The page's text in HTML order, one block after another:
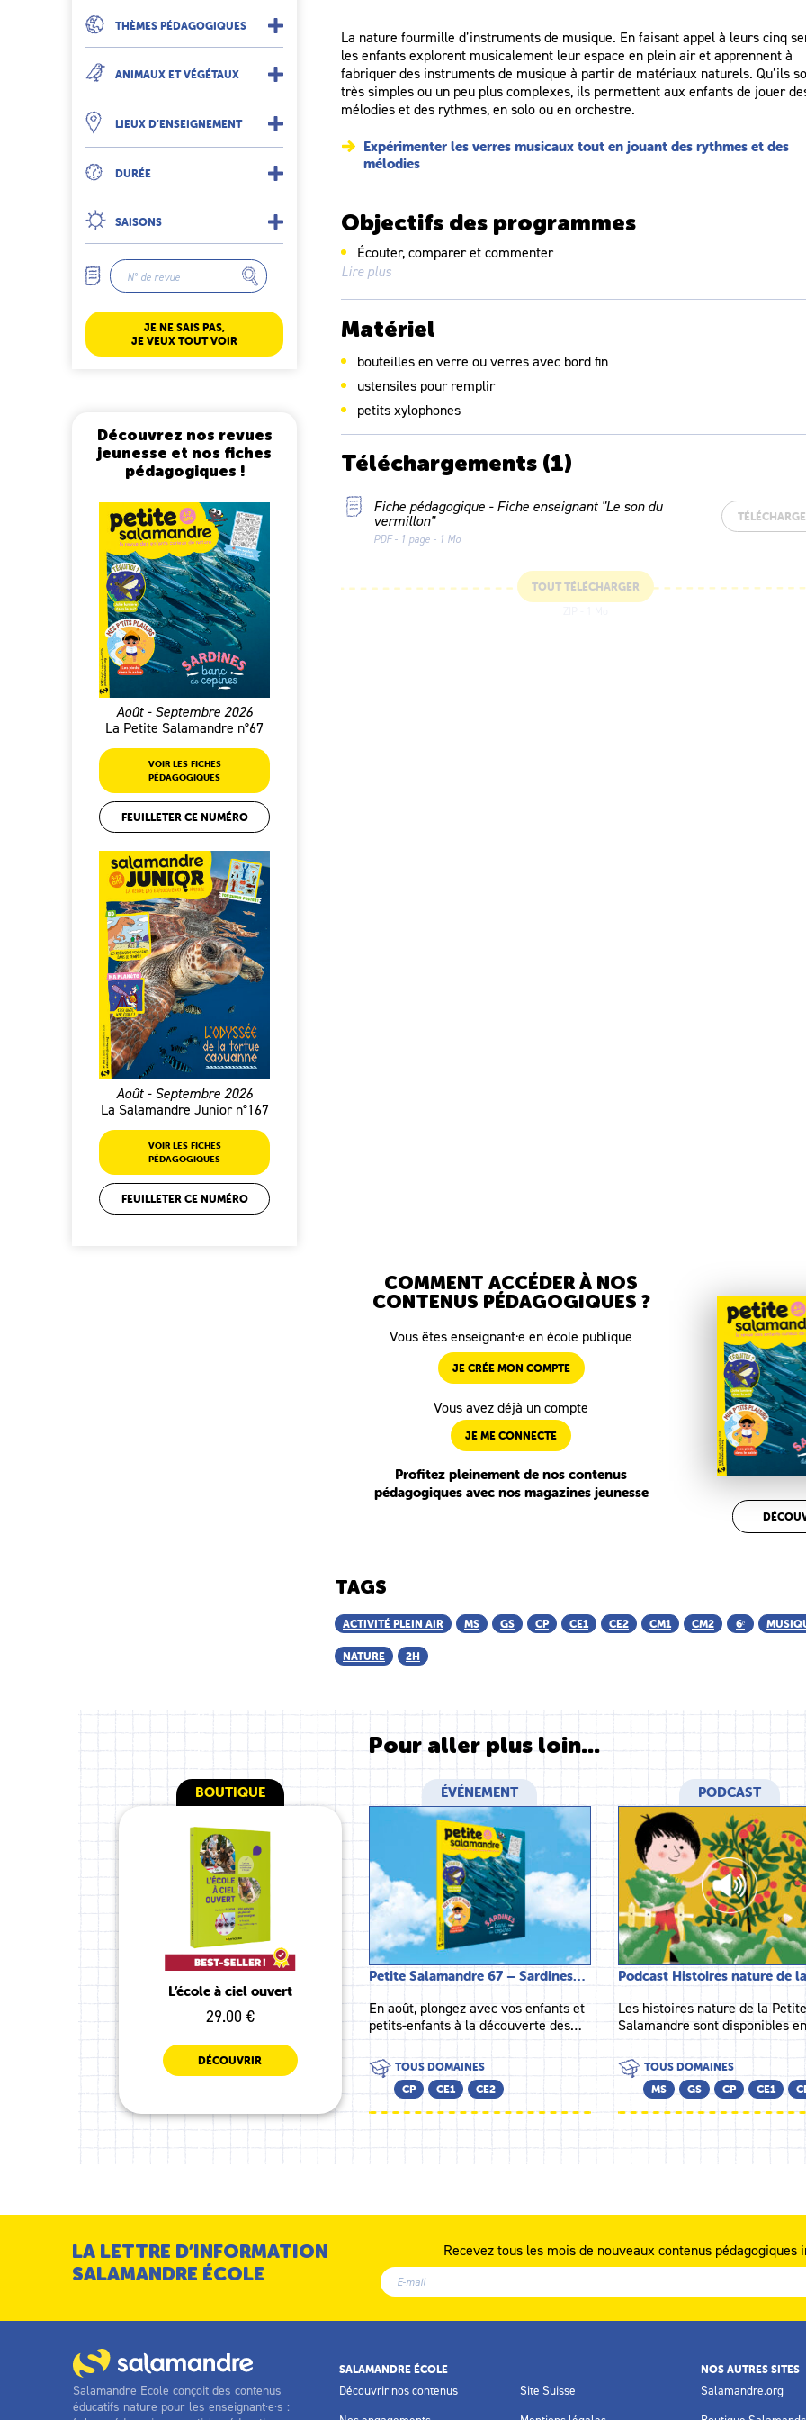
THÈMES PÉDAGOGIQUES
ANIMAUX ET VÉGÉTAUX
LIEUX D’ENSEIGNEMENT
DURÉE
SAISONS
JE NE SAIS PAS,
JE VEUX TOUT VOIR
Découvrez nos revues
jeunesse et nos fiches
pédagogiques !
Août - Septembre 2026
La Petite Salamandre n°67
VOIR LES FICHES
PÉDAGOGIQUES
FEUILLETER CE NUMÉRO
Août - Septembre 2026
La Salamandre Junior n°167
VOIR LES FICHES
PÉDAGOGIQUES
FEUILLETER CE NUMÉRO
La nature fourmille d’instruments de musique. En faisant appel à leurs cinq
les enfants explorent musicalement leur espace en plein air et apprennent à
fabriquer des instruments de musique à partir de matériaux naturels. Qu’ils
très simples ou un peu plus complexes, ils permettent aux enfants de jouer
mélodies et des rythmes, en solo ou en orchestre.
Expérimenter les verres musicaux tout en jouant des rythmes et des
mélodies
Objectifs des programmes
Écouter, comparer et commenter
Explorer, imaginer et créer
Lire plus
Matériel
bouteilles en verre ou verres avec bord fin
ustensiles pour remplir
petits xylophones
Téléchargements (1)
Fiche pédagogique - Fiche enseignant "Le son du
vermillon"
PDF - 1 page - 1 Mo
TOUT TÉLÉCHARGER
COMMENT ACCÉDER À NOS
CONTENUS PÉDAGOGIQUES ?
Vous êtes enseignant·e en école publique
JE CRÉE MON COMPTE
Vous avez déjà un compte
JE ME CONNECTE
Profitez pleinement de nos contenus
pédagogiques avec nos magazines jeunesse
TAGS
ACTIVITÉ PLEIN AIR MS GS CP CE1 CE2 CM1 CM2 6ᵉ
NATURE 2H
Pour aller plus loin...
BOUTIQUE
L’école à ciel ouvert
29.00 €
DÉCOUVRIR
ÉVÉNEMENT
Petite Salamandre 67 – Sardines…
En août, plongez avec vos enfants et
petits-enfants à la découverte des…
TOUS DOMAINES
CP
CE1 CE2
PODCAST
Podcast Histoires nature de
Les histoires nature de la Petite
Salamandre sont disponibles
TOUS DOMAINES
MS
GS CP CE1
LA LETTRE D’INFORMATION
SALAMANDRE ÉCOLE
Recevez tous les mois de nouveaux contenus
Salamandre Ecole conçoit des contenus
éducatifs nature pour les enseignant·e·s :
SALAMANDRE ÉCOLE
Découvrir nos contenus Site Suisse
NOS AUTRES SITES
Salamandre.org